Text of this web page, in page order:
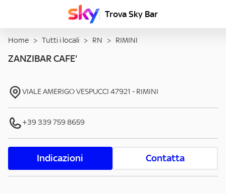
Trova Sky Bar
Home > Tutti i locali > RN > RIMINI
ZANZIBAR CAFE'
VIALE AMERIGO VESPUCCI 47921 - RIMINI
+39 339 759 8659
Indicazioni Contatta